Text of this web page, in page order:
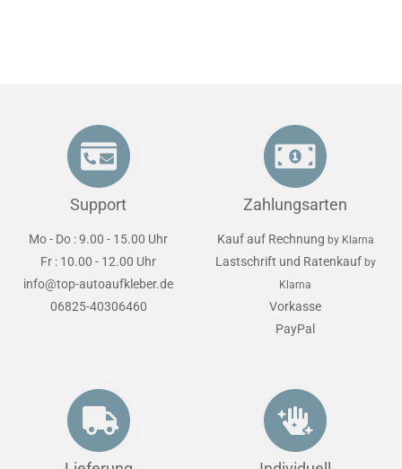
Support
Mo - Do : 9.00 - 15.00 Uhr
Fr : 10.00 - 12.00 Uhr
info@top-autoaufkleber.de
06825-40306460
Zahlungsarten
Kauf auf Rechnung by Klarna
Lastschrift und Ratenkauf by
Klarna
Vorkasse
PayPal